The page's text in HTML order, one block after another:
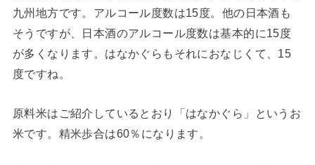
九州地方です。アルコール度数は15度。他の日本酒も
そうですが、日本酒のアルコール度数は基本的に15度
が多くなります。はなかぐらもそれにおなじくて、15
度ですね。
原料米はご紹介しているとおり「はなかぐら」というお
米です。精米歩合は60％になります。